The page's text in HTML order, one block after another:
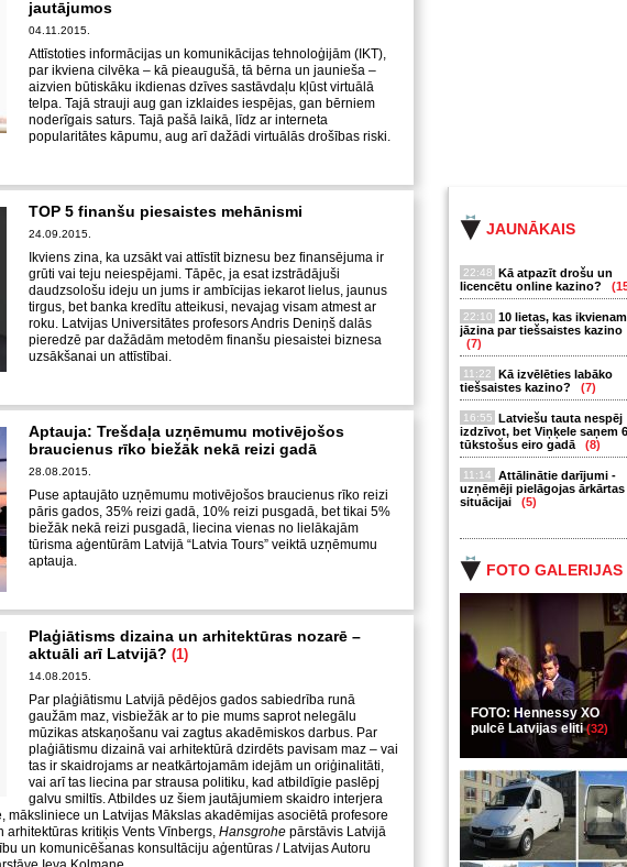
JAUNĀKAIS
22:48 Kā atpazīt drošu un
licencētu online kazino?
22:10 10 lietas, kas ikvienam
jāzina par tiešsaistes kazino
(7)
11:22
Kā izvēlēties labāko
tiešsaistes kazino?
(7)
16:55 Latviešu tauta nespēj
izdzīvot, bet Viņķele saņem
tūkstošus eiro gadā
(8)
11:14
Attālinātie darījumi -
uzņēmēji pielāgojas ārkārtas
situācijai
(5)
FOTO GALERIJAS
FOTO: Hennessy XO
pulcē Latvijas eliti(32)
jautājumos
04.11.2015.
Attīstoties informācijas un komunikācijas tehnoloģijām (IKT),
par ikviena cilvēka – kā pieaugušā, tā bērna un jaunieša –
aizvien būtiskāku ikdienas dzīves sastāvdaļu kļūst virtuālā
telpa. Tajā strauji aug gan izklaides iespējas, gan bērniem
noderīgais saturs. Tajā pašā laikā, līdz ar interneta
popularitātes kāpumu, aug arī dažādi virtuālās drošības riski.
TOP 5 finanšu piesaistes mehānismi
24.09.2015.
Ikviens zina, ka uzsākt vai attīstīt biznesu bez finansējuma ir
grūti vai teju neiespējami. Tāpēc, ja esat izstrādājuši
daudzsološu ideju un jums ir ambīcijas iekarot lielus, jaunus
tirgus, bet banka kredītu atteikusi, nevajag visam atmest ar
roku. Latvijas Universitātes profesors Andris Deniņš dalās
pieredzē par dažādām metodēm finanšu piesaistei biznesa
uzsākšanai un attīstībai.
Aptauja: Trešdaļa uzņēmumu motivējošos
braucienus rīko biežāk nekā reizi gadā
28.08.2015.
Puse aptaujāto uzņēmumu motivējošos braucienus rīko reizi
pāris gados, 35% reizi gadā, 10% reizi pusgadā, bet tikai 5%
biežāk nekā reizi pusgadā, liecina vienas no lielākajām
tūrisma aģentūrām Latvijā “Latvia Tours” veiktā uzņēmumu
aptauja.
Plaģiātisms dizaina un arhitektūras nozarē –
aktuāli arī Latvijā? (1)
14.08.2015.
Par plaģiātismu Latvijā pēdējos gados sabiedrība runā
gaužām maz, visbiežāk ar to pie mums saprot nelegālu
mūzikas atskaņošanu vai zagtus akadēmiskos darbus. Par
plaģiātismu dizainā vai arhitektūrā dzirdēts pavisam maz – vai
tas ir skaidrojams ar neatkārtojamām idejām un oriģinalitāti,
vai arī tas liecina par strausa politiku, kad atbildīgie paslēpj
galvu smiltīs. Atbildes uz šiem jautājumiem skaidro interjera
māksliniece un Latvijas Mākslas akadēmijas asociētā profesore
arhitektūras kritiķis Vents Vīnbergs, Hansgrohe pārstāvis Latvijā
un komunicēšanas konsultāciju aģentūras / Latvijas Autoru